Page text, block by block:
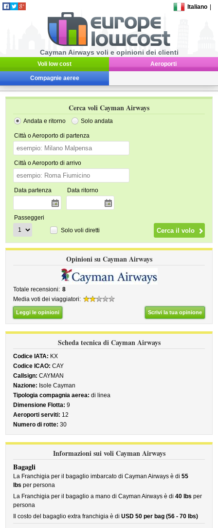
Italiano
Cayman Airways voli e opinioni dei clienti
Voli low cost Aeroporti
Compagnie aeree
Cerca voli Cayman Airways
Andata e ritorno Solo andata
Città o Aeroporto di partenza
Città o Aeroporto di arrivo
Data partenza Data ritorno
Passeggeri
Solo voli diretti
Opinioni su Cayman Airways
Totale recensioni: 8
Media voti dei viaggiatori:
Leggi le opinioni Scrivi la tua opinione
Scheda tecnica di Cayman Airways
Codice IATA: KX
Codice ICAO: CAY
Callsign: CAYMAN
Nazione: Isole Cayman
Tipologia compagnia aerea: di linea
Dimensione Flotta: 9
Aeroporti serviti: 12
Numero di rotte: 30
Informazioni sui voli Cayman Airways
Bagagli
La Franchigia per il bagaglio imbarcato di Cayman Airways è di55
lbs per persona
La Franchigia per il bagaglio a mano di Cayman Airways è di40 lbs per
persona
Il costo del bagaglio extra franchigia è diUSD 50 per bag (56 - 70 lbs)